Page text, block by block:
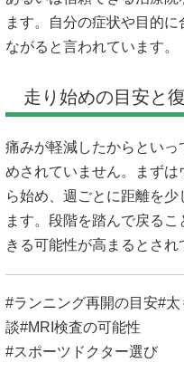
ます。自分の症状や目的
ながると言われています。
走り始めの目安と
痛みが軽減したからとい
めされていません。まず
ら始め、週ごとに距離を
ます。段階を踏んで戻る
きる可能性が高まるとされ
#ランニング再開の目安#
談#MRI検査の可能性
#スポーツドクター選び